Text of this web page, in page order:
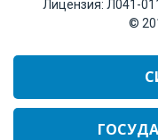
Лицензия: Л041-
©